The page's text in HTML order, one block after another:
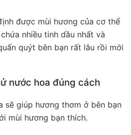
được mùi hương của cơ thể
nhiều tinh dầu nhất và
quýt bên bạn rất lâu rồi mới
nước hoa đúng cách
sẽ giúp hương thơm ở bên bạn
mùi hương bạn thích.